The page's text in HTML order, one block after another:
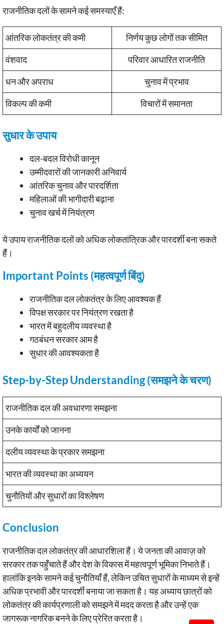
राजनीतिक दलों के सामने कई समस्याएँ हैं:
आंतरिक लोकतंत्र की कमी
निर्णय कुछ लोगों तक सीमित
वंशवाद
परिवार आधारित राजनीति
धन और अपराध
चुनाव में प्रभाव
विकल्प की कमी
विचारों में समानता
सुधार के उपाय
दल-बदल विरोधी कानून
उम्मीदवारों की जानकारी अनिवार्य
आंतरिक चुनाव और पारदर्शिता
महिलाओं की भागीदारी बढ़ाना
चुनाव खर्च में नियंत्रण
ये उपाय राजनीतिक दलों को अधिक लोकतांत्रिक और पारदर्शी बना सकते
हैं।
Important Points (महत्वपूर्ण बिंदु)
राजनीतिक दल लोकतंत्र के लिए आवश्यक हैं
विपक्ष सरकार पर नियंत्रण रखता है
भारत में बहुदलीय व्यवस्था है
गठबंधन सरकार आम है
सुधार की आवश्यकता है
Step-by-Step Understanding (समझने के चरण)
राजनीतिक दल की अवधारणा समझना
उनके कार्यों को जानना
दलीय व्यवस्था के प्रकार समझना
भारत की व्यवस्था का अध्ययन
चुनौतियों और सुधारों का विश्लेषण
Conclusion
राजनीतिक दल लोकतंत्र की आधारशिला हैं। ये जनता की आवाज़ को
सरकार तक पहुँचाते हैं और देश के विकास में महत्वपूर्ण भूमिका निभाते हैं।
हालांकि इनके सामने कई चुनौतियाँ हैं, लेकिन उचित सुधारों के माध्यम से इन्हें
अधिक प्रभावी और पारदर्शी बनाया जा सकता है। यह अध्याय छात्रों को
लोकतंत्र की कार्यप्रणाली को समझने में मदद करता है और उन्हें एक
जागरूक नागरिक बनने के लिए प्रेरित करता है।